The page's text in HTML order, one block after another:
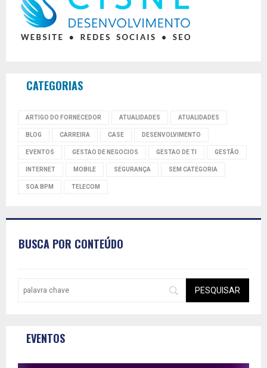
CATEGORIAS
ARTIGO DO FORNECEDOR ATUALIDADES ATUALIDADES
BLOG CARREIRA CASE DESENVOLVIMENTO
EVENTOS GESTAO DE NEGOCIOS GESTAO DE TI GESTÃO
INTERNET MOBILE SEGURANÇA SEM CATEGORIA
SOA BPM TELECOM
BUSCA POR CONTEÚDO
EVENTOS